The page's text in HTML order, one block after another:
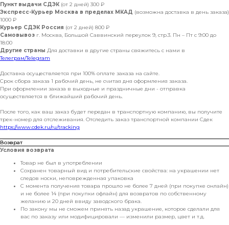
Пункт выдачи СДЭК (от 2 дней) 300 ₽
Экспресс-Курьер Москва в пределах МКАД (возможна доставка в день заказа)
1000 ₽
Курьер СДЭК Россия (от 2 дней) 800 ₽
Самовывоз г. Москва, Большой Саввинский переулок 9, стр.3. Пн – Пт с 9:00 до
18:00
Другие страны Для доставки в другие страны свяжитесь с нами в
Телеграм/Telegram
Доставка осуществляется при 100% оплате заказа на сайте.
Срок сбора заказа 1 рабочий день, не считая дня оформления заказа.
При оформлении заказа в выходные и праздничные дни - отправка
осуществляется в ближайший рабочий день.
После того, как ваш заказ будет передан в транспортную компанию, вы получите
трек-номер для отслеживания. Отследить заказ транспортной компании Сдек
https://www.cdek.ru/ru/tracking
Возврат
Условия возврата
Товар не был в употреблении
Сохранен товарный вид и потребительские свойства: на украшении нет
следов носки, неповрежденная упаковка
С момента получения товара прошло не более 7 дней (при покупке онлайн)
и не более 14 (при покупки офлайн) для возвратов по собственному
желанию и 20 дней ввиду заводского брака.
По закону мы не сможем принять назад украшение, которое сделали для
вас по заказу или модифицировали — изменили размер, цвет и т.д.